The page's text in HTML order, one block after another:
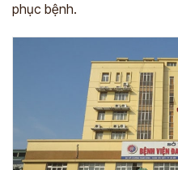
phục bệnh.